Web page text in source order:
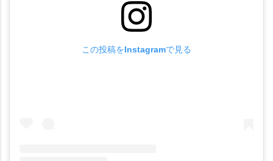
この投稿をInstagramで見る